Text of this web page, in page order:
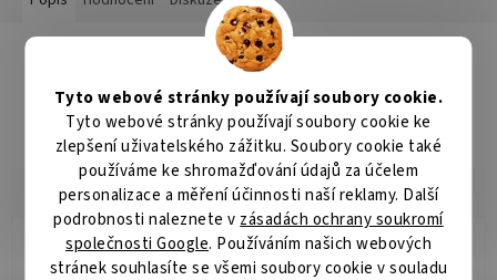
Tyto webové stránky používají soubory cookie.
Tyto webové stránky používají soubory cookie ke
zlepšení uživatelského zážitku. Soubory cookie také
používáme ke shromažďování údajů za účelem
personalizace a měření účinnosti naší reklamy. Další
podrobnosti naleznete v zásadách ochrany soukromí
společnosti Google. Používáním našich webových
stránek souhlasíte se všemi soubory cookie v souladu
Detailní popis produktu
Popis produktu není dostupný
Radomír Hurník